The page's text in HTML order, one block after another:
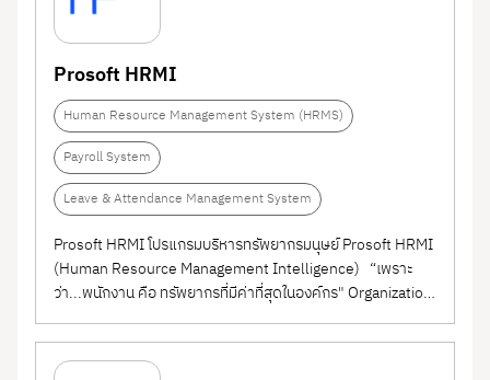
Prosoft HRMI
Human Resource Management System (HRMS)
Payroll System
Leave & Attendance Management System
Prosoft HRMI โปรแกรมบริหารทรัพยากรมนุษย์ Prosoft HRMI
(Human Resource Management Intelligence) “เพราะ
ว่า...พนักงาน คือ ทรัพยากรที่มีค่าที่สุดในองค์กร" Organization
: ระบบเก็บข้อมูลองค์กร เช่น สาขา ฝ่าย แผนก ตำแหน่ง Job
Description รายได้ รายหัก ประเภทโอที ประเภทการลา
Personnel : ...